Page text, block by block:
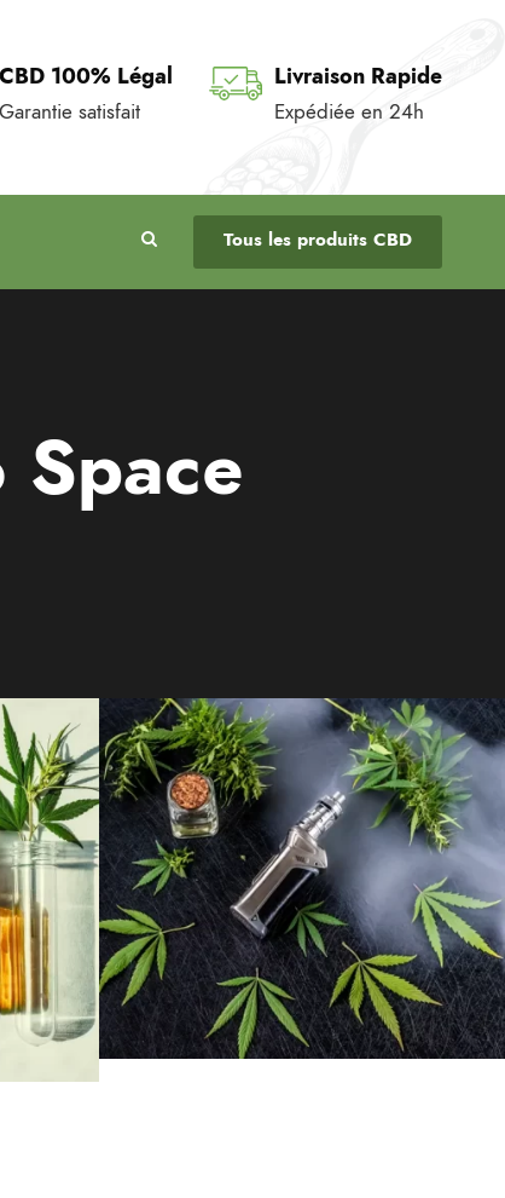
CBD 100% Légal
Garantie satisfait
Livraison Rapide
Expédiée en 24h
Tous les produits CBD
11 OCTOBRE 2023
ADMIJHFKDFN